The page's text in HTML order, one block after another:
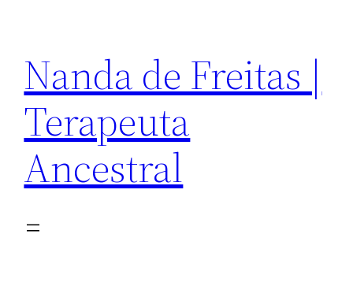
conteúdo
Nanda de Freitas |
Terapeuta
Ancestral